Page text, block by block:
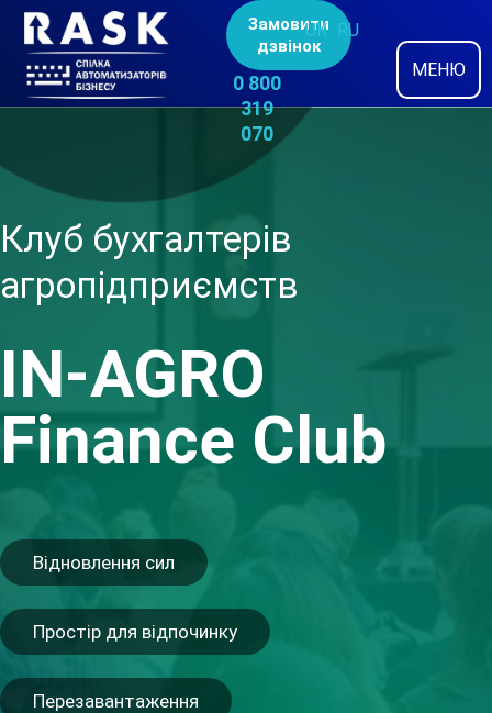
Замовити
дзвінок
0 800
319
070
UK RU
МЕНЮ
Клуб бухгалтерів
агропідприємств
IN-AGRO
Finance Club
Відновлення сил
Простір для відпочинку
Перезавантаження